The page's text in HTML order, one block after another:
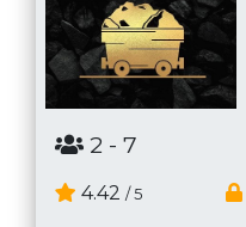
2 - 7
4.42 / 5